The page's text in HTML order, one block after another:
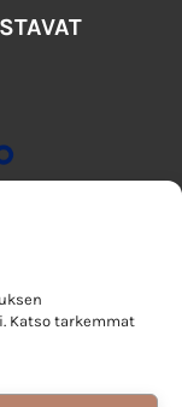
Katso tarkemmat